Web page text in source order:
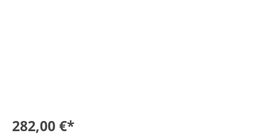
282,00 €*